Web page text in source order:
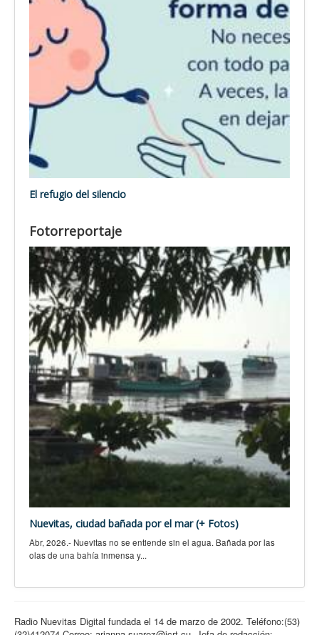
El refugio del silencio
Fotorreportaje
Nuevitas, ciudad bañada por el mar (+ Fotos)
Abr, 2026.- Nuevitas no se entiende sin el agua. Bañada por las
olas de una bahía inmensa y...
Radio Nuevitas Digital fundada el 14 de marzo de 2002. Teléfono:(53)